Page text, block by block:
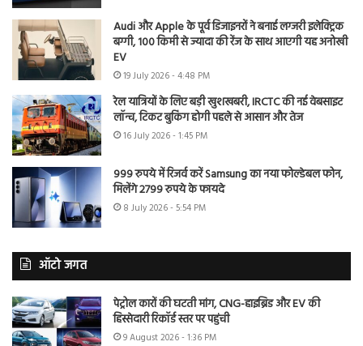
Audi और Apple के पूर्व डिजाइनरों ने बनाई लग्जरी इलेक्ट्रिक
बग्गी, 100 किमी से ज्यादा की रेंज के साथ आएगी यह अनोखी
EV
19 July 2026 - 4:48 PM
रेल यात्रियों के लिए बड़ी खुशखबरी, IRCTC की नई वेबसाइट
लॉन्च, टिकट बुकिंग होगी पहले से आसान और तेज
16 July 2026 - 1:45 PM
999 रुपये में रिजर्व करें Samsung का नया फोल्डेबल फोन,
मिलेंगे 2799 रुपये के फायदे
8 July 2026 - 5:54 PM
ऑटो जगत
पेट्रोल कारों की घटती मांग, CNG-हाइब्रिड और EV की
हिस्सेदारी रिकॉर्ड स्तर पर पहुंची
9 August 2026 - 1:36 PM